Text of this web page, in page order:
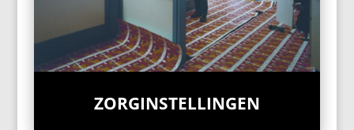
ZORGINSTELLINGEN